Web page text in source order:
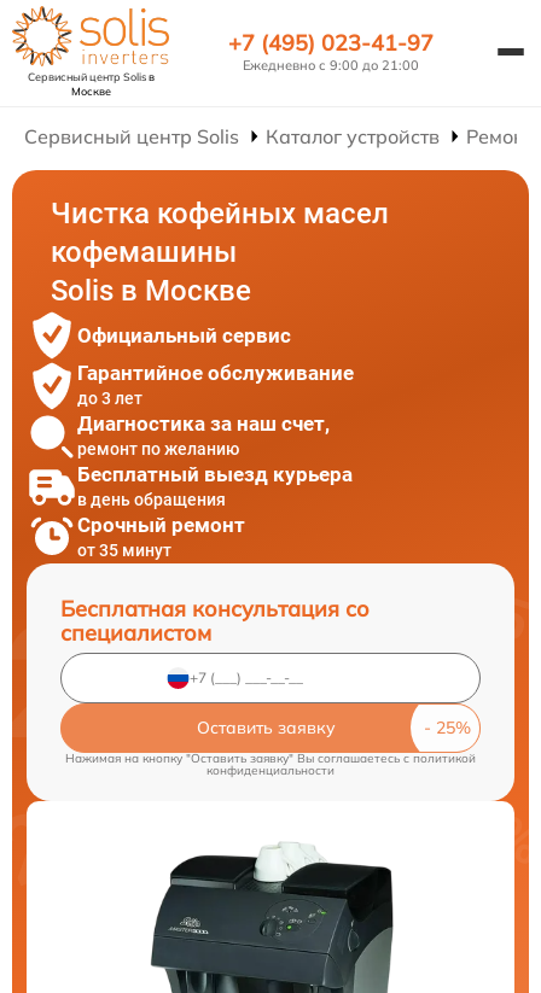
Сервисный центр Solisв
Москве
+7 (495) 023-41-97
Ежедневно с 9:00 до 21:00
Сервисный центр Solis Каталог устройств
Чистка кофейных масел
кофемашины
Solis в Москве
Официальный сервис
Гарантийное обслуживание
до 3 лет
Диагностика за наш счет,
ремонт по желанию
Бесплатный выезд курьера
в день обращения
Срочный ремонт
от 35 минут
Бесплатная консультация со
специалистом
Оставить заявку
Нажимая на кнопку "Оставить заявку" Вы соглашаетесь cполитикой
конфиденциальности